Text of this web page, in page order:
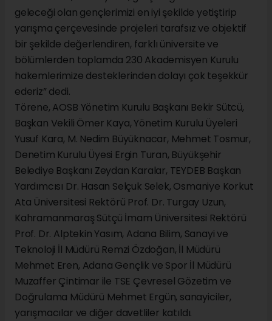
geleceği olan gençlerimizi en iyi şekilde yetiştirip
yarışma çerçevesinde projeleri tarafsız ve objektif
bir şekilde değerlendiren, farklı üniversite ve
bölümlerden toplamda 230 Akademisyen Kurulu
hakemlerimize desteklerinden dolayı çok teşekkür
ederiz” dedi.
Törene, AOSB Yönetim Kurulu Başkanı Bekir Sütcü,
Başkan Vekili Ömer Kaya, Yönetim Kurulu Üyeleri
Yusuf Kara, M. Nedim Büyüknacar, Mehmet Tosmur,
Denetim Kurulu Üyesi Ergin Turan, Büyükşehir
Belediye Başkanı Zeydan Karalar, TEYDEB Başkan
Yardımcısı Dr. Hasan Selçuk Selek, Osmaniye Korkut
Ata Üniversitesi Rektörü Prof. Dr. Turgay Uzun,
Kahramanmaraş Sütçü İmam Üniversitesi Rektörü
Prof. Dr. Alptekin Yasım, Adana Bilim, Sanayi ve
Teknoloji İl Müdürü Remzi Özdoğan, İl Müdürü
Mehmet Eren, Adana Gençlik ve Spor İl Müdürü
Muzaffer Çintimar ile TSE Çevresel Gözetim ve
Doğrulama Müdürü Mehmet Ergün, sanayiciler,
yarışmacılar ve diğer davetliler katıldı.